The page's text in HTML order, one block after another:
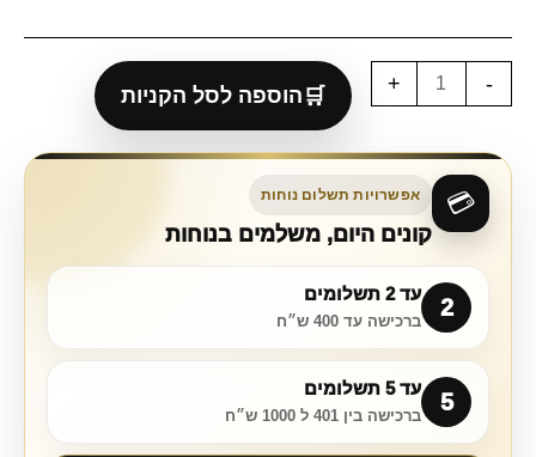
-
+
הוספה לסל הקניות
💳 אפשרויות תשלום נוחות
קונים היום, משלמים בנוחות
2
עד 2 תשלומים
ברכישה עד 400 ש״ח
5
עד 5 תשלומים
ברכישה בין 401 ל 1000 ש״ח